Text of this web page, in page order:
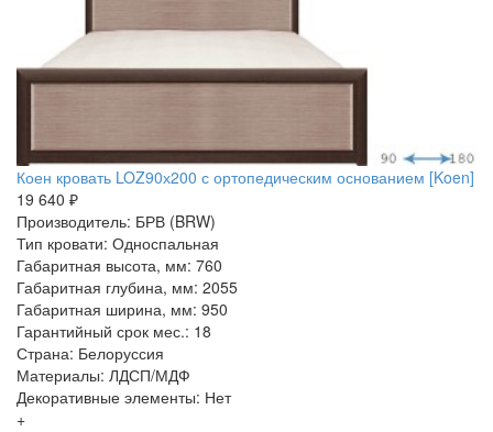
Коен кровать LOZ90х200 с ортопедическим основанием [Koen]
19 640 ₽
Производитель: БРВ (BRW)
Тип кровати: Односпальная
Габаритная высота, мм: 760
Габаритная глубина, мм: 2055
Габаритная ширина, мм: 950
Гарантийный срок мес.: 18
Страна: Белоруссия
Материалы: ЛДСП/МДФ
Декоративные элементы: Нет
+